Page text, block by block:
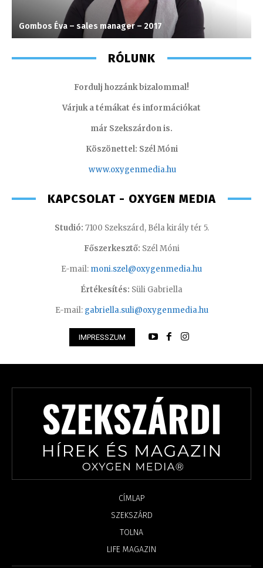
Gombos Éva – sales manager – 2017
RÓLUNK
Fordulj hozzánk bizalommal!
Várjuk a témákat és információkat
már Szekszárdon is.
Köszönettel: Szél Móni
www.oxygenmedia.hu
KAPCSOLAT - OXYGEN MEDIA
Studió: 7100 Szekszárd, Béla király tér 5.
Főszerkesztő: Szél Móni
E-mail: moni.szel@oxygenmedia.hu
Értékesítés: Süli Gabriella
E-mail: gabriella.suli@oxygenmedia.hu
IMPRESSZUM
CÍMLAP
SZEKSZÁRD
TOLNA
LIFE MAGAZIN